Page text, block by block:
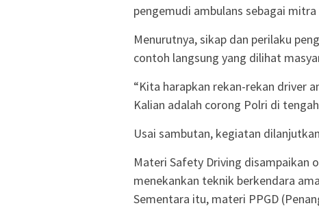
pengemudi ambulans sebagai
Menurutnya, sikap dan perilaku
contoh langsung yang dilihat
“Kita harapkan rekan-rekan driver
Kalian adalah corong Polri di
Usai sambutan, kegiatan
Materi Safety Driving disampaikan
menekankan teknik berkendara
Sementara itu, materi PPGD